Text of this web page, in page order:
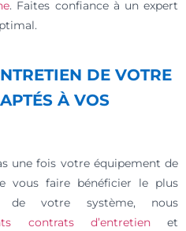
. Faites confiance à un expert
DE VOTRE
À VOS
une fois votre équipement de
vous faire bénéficier le plus
de votre système, nous
contrats d’entretienet